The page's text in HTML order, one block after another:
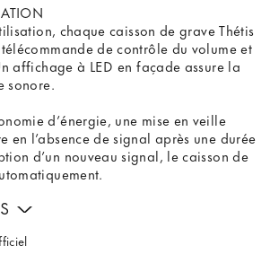
chaque caisson de grave Thétis
de contrôle du volume et
affichage à LED en façade assure la
sonore.
d’énergie, une mise en veille
en l’absence de signal après une durée
d’un nouveau signal, le caisson de